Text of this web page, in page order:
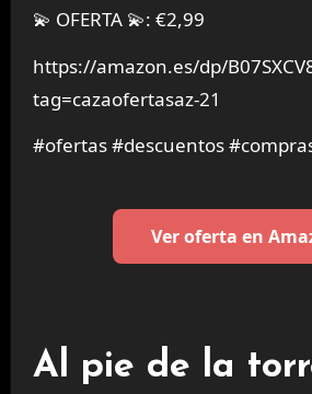
💫 OFERTA 💫: €2,99
https://amazon.es/dp/
tag=cazaofertasaz-21
#ofertas #descuentos
Ver oferta en
Al pie de la